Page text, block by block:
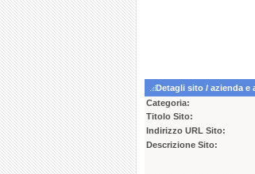
Detagli sito / azienda
Categoria:
Titolo Sito:
Indirizzo URL Sito:
Descrizione Sito: